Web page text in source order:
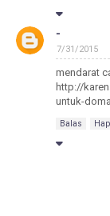
-
7/31/2015
mendarat
http://
untuk-
Balas